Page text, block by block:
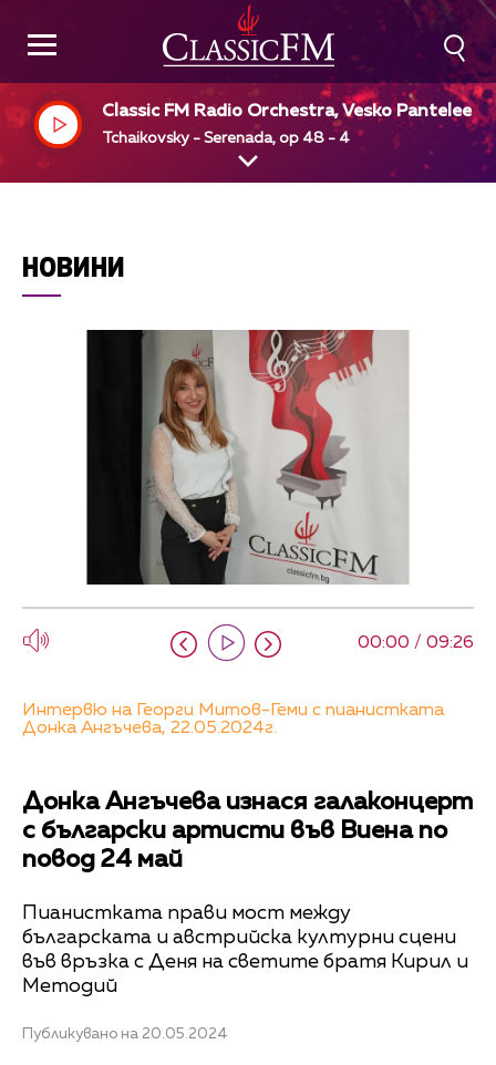
Classic FM Radio Orchestra, Vesko Panteleev -
shkenazi, dir
Tchaikovsky - Serenada, op 48 - 4
НОВИНИ
00:00 / 09:26
Интервю на Георги Митов-Геми с пианистката
Донка Ангъчева, 22.05.2024г.
Донка Ангъчева изнася галаконцерт
с български артисти във Виена по
повод 24 май
Пианистката прави мост между
българската и австрийска културни сцени
във връзка с Деня на светите братя Кирил и
Методий
Публикувано на 20.05.2024